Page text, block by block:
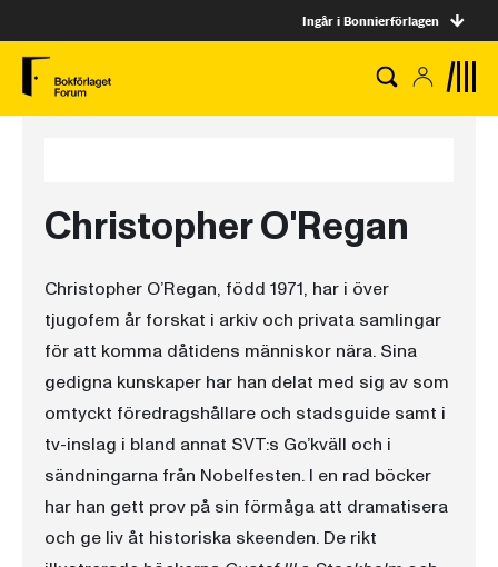
Ingår i Bonnierförlagen
Christopher O'Regan
Christopher O’Regan, född 1971, har i över
tjugofem år forskat i arkiv och privata samlingar
för att komma dåtidens människor nära. Sina
gedigna kunskaper har han delat med sig av som
omtyckt föredragshållare och stadsguide samt i
tv-inslag i bland annat SVT:s Go’kväll och i
sändningarna från Nobelfesten. I en rad böcker
har han gett prov på sin förmåga att dramatisera
och ge liv åt historiska skeenden. De rikt